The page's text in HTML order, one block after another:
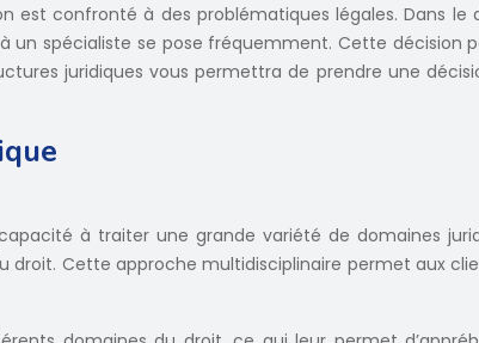
est confronté à des problématiques légales. Dans
spécialiste se pose fréquemment. Cette
juridiques vous permettra de prendre une
à traiter une grande variété de domaines
Cette approche multidisciplinaire permet aux